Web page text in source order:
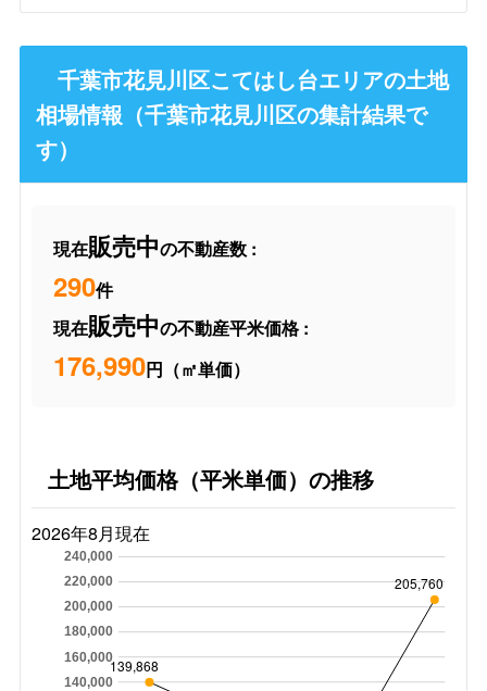
千葉市花見川区こてはし台エリアの土地
相場情報（千葉市花見川区の集計結果で
す）
現在販売中の不動産数 :
290件
現在販売中の不動産平米価格 :
176,990円（㎡単価）
土地平均価格（平米単価）の推移
2026年8月現在
140,000
160,000
180,000
200,000
220,000
240,000
139,868
205,760